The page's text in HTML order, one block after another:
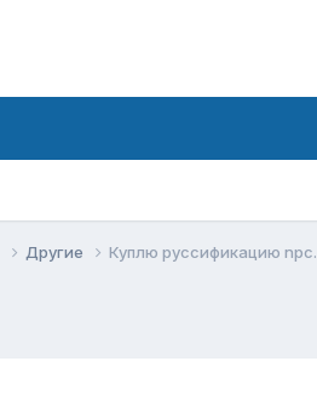
Другие Куплю руссификацию npc.